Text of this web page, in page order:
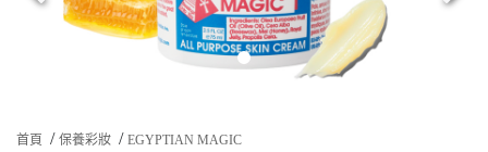
首頁 保養彩妝 EGYPTIAN MAGIC